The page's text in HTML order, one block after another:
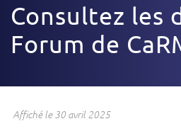
Consultez les
Forum de
Affiché le 30 avril 2025